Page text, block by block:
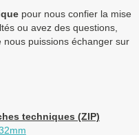
pour nous confier la mise
ou avez des questions,
nous puissions échanger sur
techniques (ZIP)